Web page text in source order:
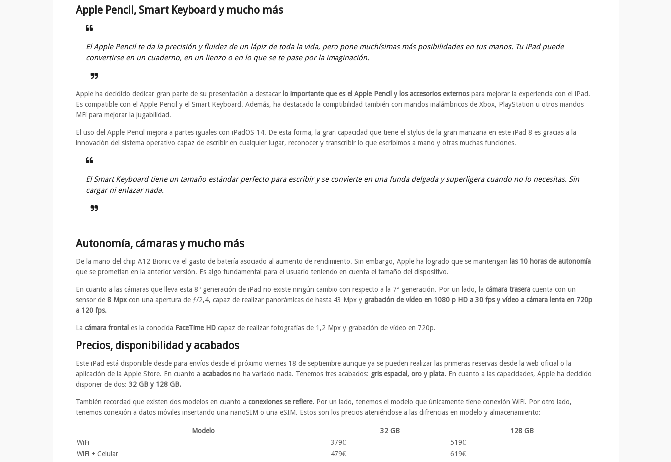
Apple Pencil, Smart Keyboard y mucho más
El Apple Pencil te da la precisión y fluidez de un lápiz de toda la vida, pero pone muchísimas más posibilidades en tus manos. Tu iPad puede
convertirse en un cuaderno, en un lienzo o en lo que se te pase por la imaginación.
Apple ha decidido dedicar gran parte de su presentación a destacar lo importante que es el Apple Pencil y los accesorios externospara mejorar la experiencia con el iPad.
Es compatible con el Apple Pencil y el Smart Keyboard. Además, ha destacado la comptibilidad también con mandos inalámbricos de Xbox, PlayStation u otros mandos
MFi para mejorar la jugabilidad.
El uso del Apple Pencil mejora a partes iguales con iPadOS 14. De esta forma, la gran capacidad que tiene el stylus de la gran manzana en este iPad 8 es gracias a la
innovación del sistema operativo capaz de escribir en cualquier lugar, reconocer y transcribir lo que escribimos a mano y otras muchas funciones.
El Smart Keyboard tiene un tamaño estándar perfecto para escribir y se convierte en una funda delgada y superligera cuando no lo necesitas. Sin
cargar ni enlazar nada.
Autonomía, cámaras y mucho más
De la mano del chip A12 Bionic va el gasto de batería asociado al aumento de rendimiento. Sin embargo, Apple ha logrado que se mantengan las 10 horas de autonomía
que se prometían en la anterior versión. Es algo fundamental para el usuario teniendo en cuenta el tamaño del dispositivo.
En cuanto a las cámaras que lleva esta 8ª generación de iPad no existe ningún cambio con respecto a la 7ª generación. Por un lado, lacámara trasera cuenta con un
sensor de8 Mpx con una apertura de ƒ/2,4, capaz de realizar panorámicas de hasta 43 Mpx y grabación de vídeo en 1080 p HD a 30 fps y vídeo a cámara lenta en 720p
a 120 fps.
Lacámara frontal es la conocida FaceTime HD capaz de realizar fotografías de 1,2 Mpx y grabación de vídeo en 720p.
Precios, disponibilidad y acabados
Este iPad está disponible desde para envíos desde el próximo viernes 18 de septiembre aunque ya se pueden realizar las primeras reservas desde la web oficial o la
aplicación de la Apple Store. En cuanto aacabadosno ha variado nada. Tenemos tres acabados: gris espacial, oro y plata. En cuanto a las capacidades, Apple ha decidido
disponer de dos:32 GB y 128 GB.
También recordad que existen dos modelos en cuanto aconexiones se refiere. Por un lado, tenemos el modelo que únicamente tiene conexión WiFi. Por otro lado,
tenemos conexión a datos móviles insertando una nanoSIM o una eSIM. Estos son los precios ateniéndose a las difrencias en modelo y almacenamiento:
Modelo 32 GB
128 GB
WiFi
379€
519€
WiFi + Celular
479€ 619€